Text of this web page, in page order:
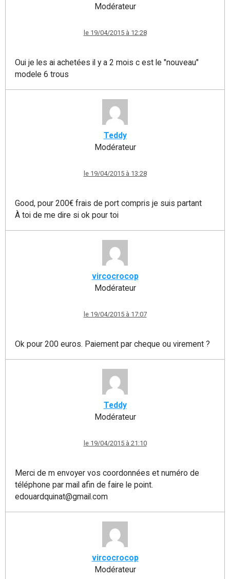
Modérateur
le 19/04/2015 à 12:28
Oui je les ai achetées il y a 2 mois c est le "nouveau"
modele 6 trous
Teddy
Modérateur
le 19/04/2015 à 13:28
Good, pour 200€ frais de port compris je suis partant
À toi de me dire si ok pour toi
vircocrocop
Modérateur
le 19/04/2015 à 17:07
Ok pour 200 euros. Paiement par cheque ou virement ?
Teddy
Modérateur
le 19/04/2015 à 21:10
Merci de m envoyer vos coordonnées et numéro de
téléphone par mail afin de faire le point.
edouardquinat@gmail.com
vircocrocop
Modérateur